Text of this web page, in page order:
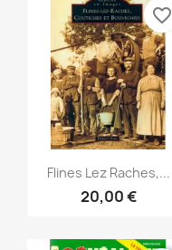
Snabbvy
Flines Lez Raches,...
20,00 €
favorite_border